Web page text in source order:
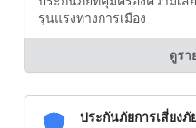
รุนแรงทางการเมือง
ดูรา
ประกันภัยการเสี่ยง